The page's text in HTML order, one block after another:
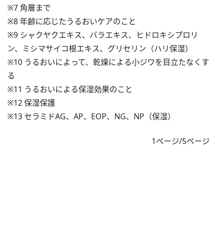
※7 角層まで
※8 年齢に応じたうるおいケアのこと
※9 シャクヤクエキス、バラエキス、ヒドロキシプロリ
ン、ミシマサイコ根エキス、グリセリン（ハリ保湿）
※10 うるおいによって、乾燥による小ジワを目立たなくす
る
※11 うるおいによる保湿効果のこと
※12 保湿保護
※13 セラミドAG、AP、EOP、NG、NP（保湿）
1ページ/5ページ